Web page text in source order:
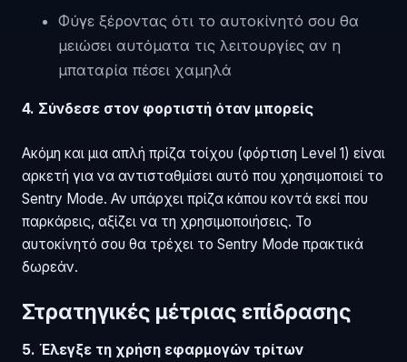
Φύγε ξέροντας ότι το αυτοκίνητό σου θα
μειώσει αυτόματα τις λειτουργίες αν η
μπαταρία πέσει χαμηλά
4. Σύνδεσε στον φορτιστή όταν μπορείς
Ακόμη και μια απλή πρίζα τοίχου (φόρτιση Level 1) είναι
αρκετή για να αντισταθμίσει αυτό που χρησιμοποιεί το
Sentry Mode. Αν υπάρχει πρίζα κάπου κοντά εκεί που
παρκάρεις, αξίζει να τη χρησιμοποιήσεις. Το
αυτοκίνητό σου θα τρέχει το Sentry Mode πρακτικά
δωρεάν.
Στρατηγικές μέτριας επίδρασης
5. Έλεγξε τη χρήση εφαρμογών τρίτων